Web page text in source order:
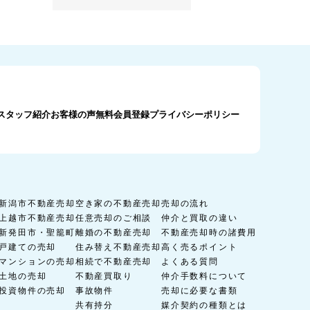
タッフ紹介お客様の声無料会員登録プライバシーポリシー
潟市不動産売却
越市不動産売却
発田市・聖籠町
建ての売却
ンションの売却
地の売却
資物件の売却
空き家の不動産売却
任意売却のご相談
離婚の不動産売却
住み替え不動産売却
相続で不動産売却
不動産買取り
事故物件
共有持分
売却の流れ
仲介と買取の違い
不動産売却時の諸費用
高く売るポイント
よくある質問
仲介手数料について
売却に必要な書類
媒介契約の種類とは